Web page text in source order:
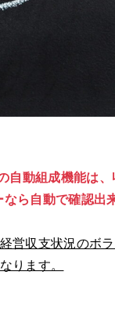
自動組成機能は
ら自動で確認出
営収支状況のボ
ります。